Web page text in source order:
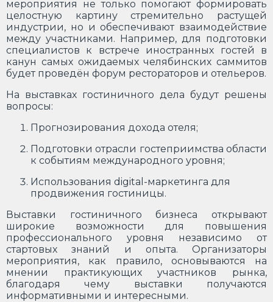
мероприятия не только помогают формировать
целостную картину стремительно растущей
индустрии, но и обеспечивают взаимодействие
между участниками. Например, для подготовки
специалистов к встрече иностранных гостей в
канун самых ожидаемых челябинских саммитов
будет проведён форум рестораторов и отельеров.
На выставках гостиничного дела будут решены
вопросы:
Прогнозирования дохода отеля;
Подготовки отрасли гостеприимства области
к событиям международного уровня;
Использования digital-маркетинга для
продвижения гостиницы.
Выставки гостиничного бизнеса открывают
широкие возможности для повышения
профессионального уровня независимо от
стартовых знаний и опыта. Организаторы
мероприятия, как правило, основываются на
мнении практикующих участников рынка,
благодаря чему выставки получаются
информативными и интересными.